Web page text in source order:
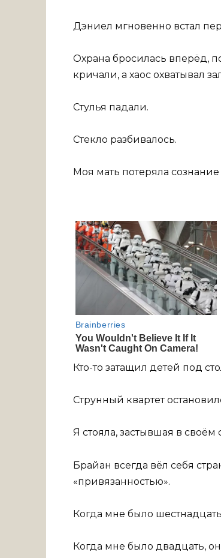
Дэниел мгновенно встал
Охрана бросилась вперёд,
кричали, а хаос охватывал
Стулья падали.
Стекло разбивалось.
Моя мать потеряла
Кто-то затащил детей под
Струнный квартет
Я стояла, застывшая в
Брайан всегда вёл себя
«привязанностью».
Когда мне было
Когда мне было двадцать,